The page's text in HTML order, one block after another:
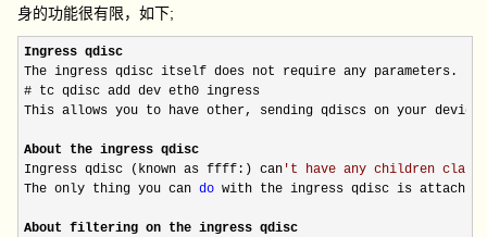
身的功能很有限，如下;
Ingress qdisc
The ingress qdisc itself does not require any parameters.
# tc qdisc add dev eth0 ingress
This allows you to have other, sending qdiscs on your
About the ingress qdisc
Ingress qdisc (known as ffff:) can ' t have any children
The only thing you can do with the ingress qdisc is
About filtering on the ingress qdisc